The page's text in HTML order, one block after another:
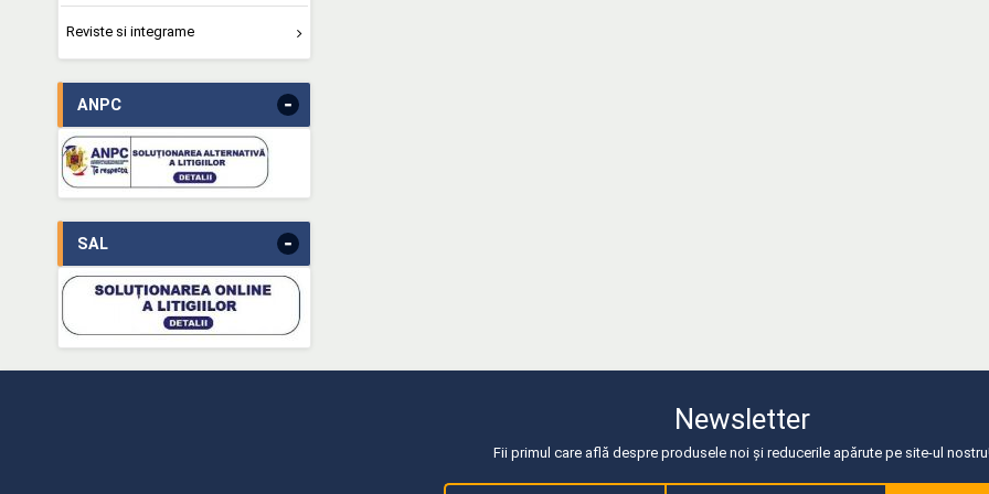
Reviste si integrame
ANPC -
SAL -
Newsletter
Fii primul care află despre produsele noi și reducerile apărute pe site-ul